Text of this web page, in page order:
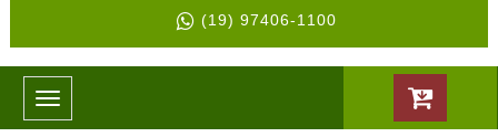
(19) 97406-1100
Toggle
navigation